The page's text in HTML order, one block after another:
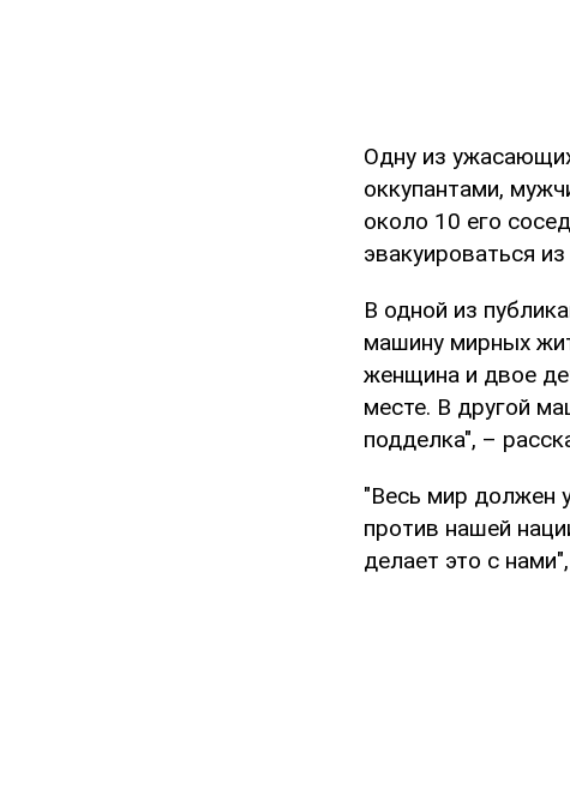
Одну из
оккупантами,
около 10 его
эвакуироваться
В одной из
машину мирных
женщина и двое
месте. В другой
подделка", –
"Весь мир должен
против нашей
делает это с